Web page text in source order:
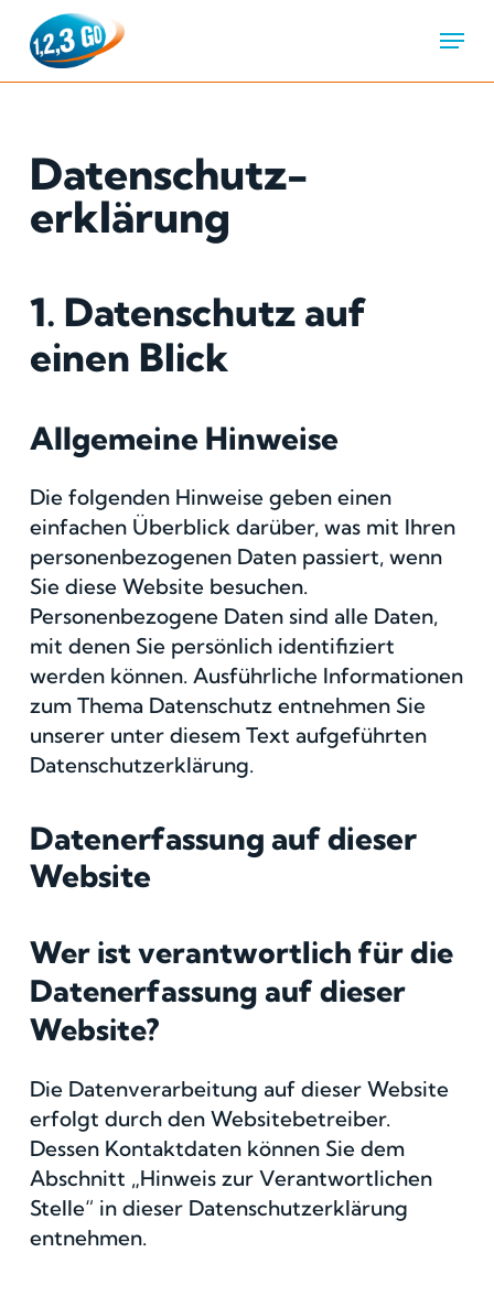
Menu
Datenschutz­
erklärung
1. Datenschutz auf
einen Blick
Allgemeine Hinweise
Die folgenden Hinweise geben einen
einfachen Überblick darüber, was mit Ihren
personenbezogenen Daten passiert, wenn
Sie diese Website besuchen.
Personenbezogene Daten sind alle Daten,
mit denen Sie persönlich identifiziert
werden können. Ausführliche Informationen
zum Thema Datenschutz entnehmen Sie
unserer unter diesem Text aufgeführten
Datenschutzerklärung.
Datenerfassung auf dieser
Website
Wer ist verantwortlich für die
Datenerfassung auf dieser
Website?
Die Datenverarbeitung auf dieser Website
erfolgt durch den Websitebetreiber.
Dessen Kontaktdaten können Sie dem
Abschnitt „Hinweis zur Verantwortlichen
Stelle“ in dieser Datenschutzerklärung
entnehmen.